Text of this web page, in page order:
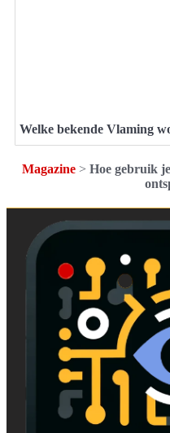
Welke bekende Vlaming
Magazine > Hoe gebruik